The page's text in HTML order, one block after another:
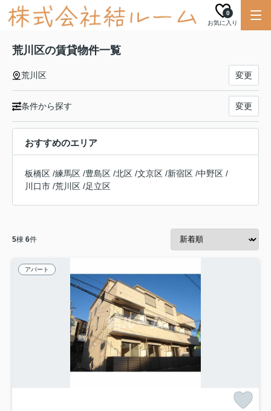
お気に入り
0
荒川区の賃貸物件一覧
荒川区 変更
条件から探す 変更
おすすめのエリア
板橋区 /練馬区 /豊島区 /北区 /文京区 /新宿区 /中野区 /
川口市 /荒川区 /足立区
5棟 6件
アパート